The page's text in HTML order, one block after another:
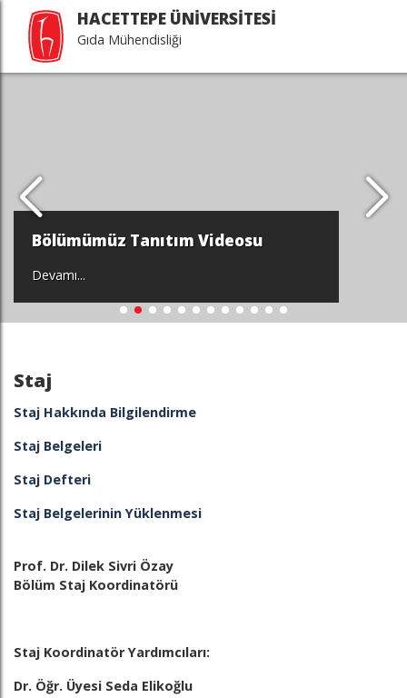
HACETTEPE ÜNİVERSİTESİ
Gıda Mühendisliği
Bölümümüz Tanıtım Videosu
Devamı...
Staj
Staj Hakkında Bilgilendirme
Staj Belgeleri
Staj Defteri
Staj Belgelerinin Yüklenmesi
Prof. Dr. Dilek Sivri Özay
Bölüm Staj Koordinatörü
Staj Koordinatör Yardımcıları:
Dr. Öğr. Üyesi Seda Elikoğlu